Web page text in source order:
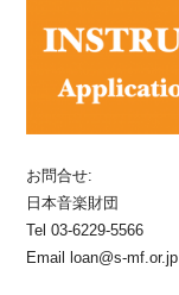
お問合せ:
日本音楽財団
Tel 03-6229-5566
Email loan@s-mf.or.jp